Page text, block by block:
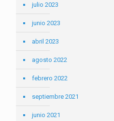
julio 2023
junio 2023
abril 2023
agosto 2022
febrero 2022
septiembre 2021
junio 2021